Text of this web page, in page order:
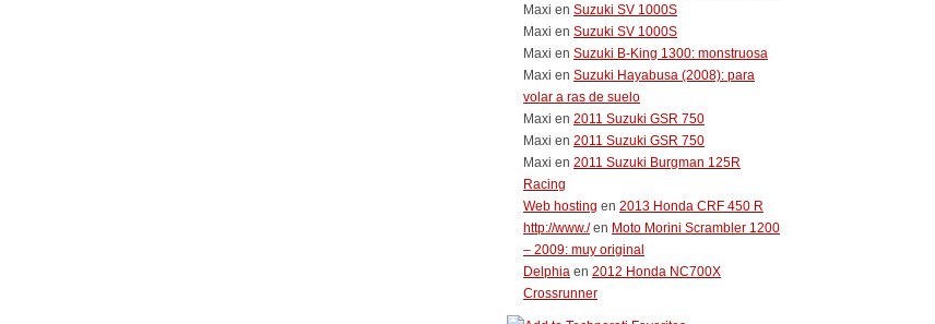
Maxi en Suzuki SV 1000S
Maxi en Suzuki SV 1000S
Maxi en Suzuki B-King 1300: monstruosa
Maxi en Suzuki Hayabusa (2008): para
volar a ras de suelo
Maxi en 2011 Suzuki GSR 750
Maxi en 2011 Suzuki GSR 750
Maxi en 2011 Suzuki Burgman 125R
Racing
Web hosting en 2013 Honda CRF 450 R
http://www./en Moto Morini Scrambler 1200
– 2009: muy original
Delphia en 2012 Honda NC700X
Crossrunner